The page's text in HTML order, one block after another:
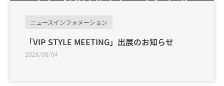
ニュースインフォメーション
「VIP STYLE MEETING」出展のお知らせ
2026/08/04